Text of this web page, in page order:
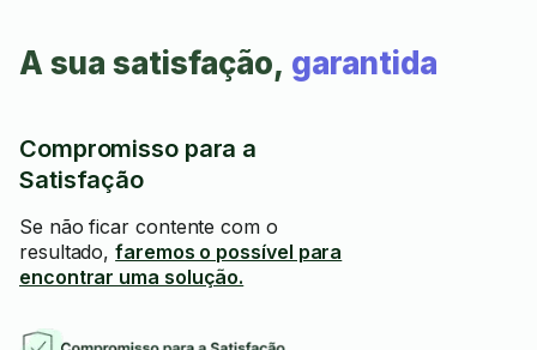
A sua satisfação, garantida
Compromisso para a
Satisfação
Se não ficar contente com o
resultado,faremos o possível para
encontrar uma solução.